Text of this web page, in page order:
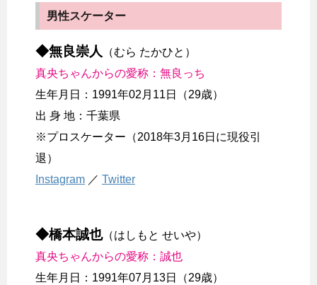
男性スケーター
◆無良崇人
（むら たかひと）
真央ちゃんからの愛称：無良っち
生年月日：1991年02月11日（29歳）
出 身 地：千葉県
※プロスケーター（2018年3月16日に現役引
退）
Instagram ／ Twitter
◆橋本誠也（はしもと せいや）
真央ちゃんからの愛称：誠也
生年月日：1991年07月13日（29歳）